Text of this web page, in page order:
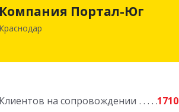
Компания Портал-Юг
Краснодар
Клиентов на сопровождении 1710
350015, Краснодарский край,
Краснодар г, Путевая ул, дом № 1,